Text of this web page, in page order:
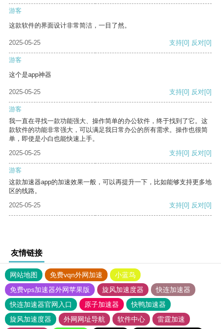
游客
这款软件的界面设计非常简洁，一目了然。
2025-05-25 支持[0] 反对[0]
游客
这个是app神器
2025-05-25 支持[0] 反对[0]
游客
我一直在寻找一款功能强大、操作简单的办公软件，终于找到了它。这
款软件的功能非常强大，可以满足我日常办公的所有需求。操作也很简
单，即使是小白也能快速上手。
2025-05-25
支持[0] 反对[0]
游客
这款加速器app的加速效果一般，可以再提升一下，比如能够支持更多地
区的线路。
2025-05-25
支持[0] 反对[0]
友情链接
网站地图 免费vqn外网加速
小蓝鸟
免费vps加速器外网苹果版
旋风加速度器
快连加速器
快连加速器官网入口
原子加速器
快鸭加速器
旋风加速度器
外网网址导航 软件中心 雷霆加速